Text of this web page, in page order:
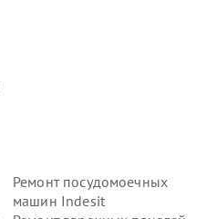
Ремонт посудомоечных
машин Indesit